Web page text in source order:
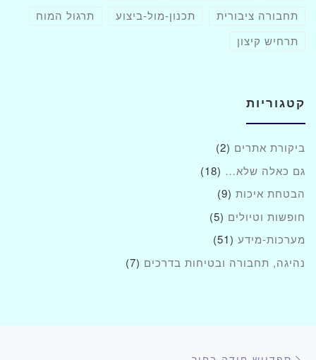
תחבורה ציבורית תכנון-מול-ביצוע תרגול המוח
תרחיש קיצון
קטגוריות
ביקורת אתרים (2)
גם כאלה שלא… (18)
הבטחת איכות (9)
חופשות וטיולים (5)
מערכות-מידע (51)
נהיגה, תחבורה ובטיחות בדרכים (7)
ניווט בפוסטים